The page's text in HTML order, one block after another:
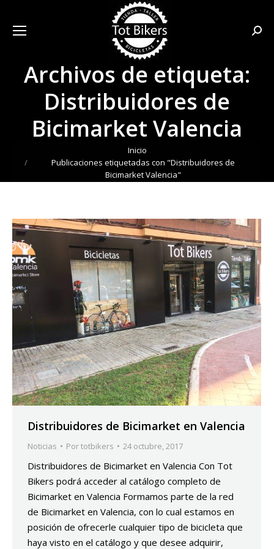
Archivos de etiqueta:
Distribuidores de
Bicimarket Valencia
Inicio
Publicaciones etiquetadas con "Distribuidores de
Bicimarket Valencia"
Distribuidores de Bicimarket en Valencia
Noticias Portotbikers 24 octubre, 2017
Distribuidores de Bicimarket en Valencia Con Tot
Bikers podrá acceder al catálogo completo de
Bicimarket en Valencia Formamos parte de la red
de Bicimarket en Valencia, con lo cual estamos en
posición de ofrecerle cualquier tipo de bicicleta que
haya visto en el catálogo y que desee adquirir,